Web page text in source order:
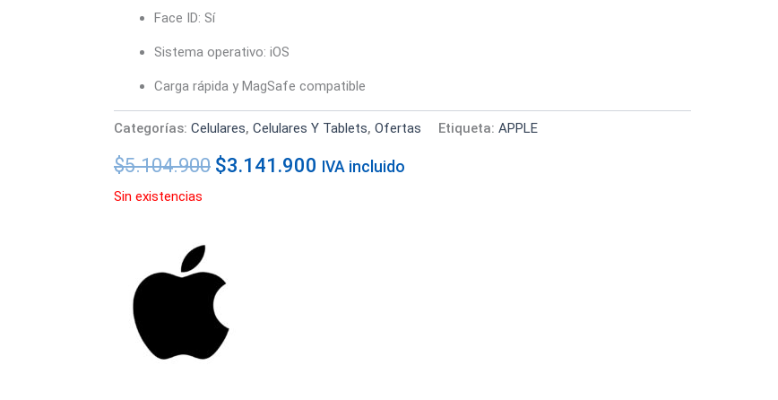
Face ID: Sí
Sistema operativo: iOS
Carga rápida y MagSafe compatible
Categorías: Celulares, Celulares Y Tablets, Ofertas Etiqueta: APPLE
$5.104.900 $3.141.900 IVA incluido
Sin existencias